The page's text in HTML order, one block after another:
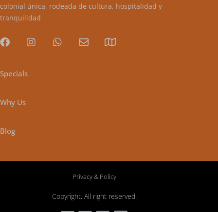
colonial única, rodeada de cultura, hospitalidad y
tranquilidad
Specials
Why Us
Blog
Privacy & Policy
Copyright. All right reserved.